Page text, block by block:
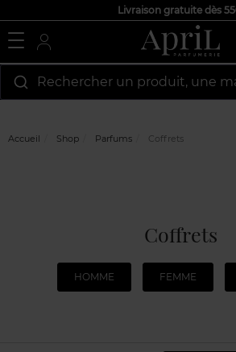
Livraison gratuite dès
Rechercher un produit, une
Accueil Shop Parfums Coffrets
Coffrets
HOMME FEMME